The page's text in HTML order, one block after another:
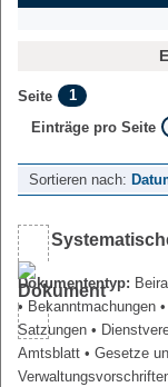
Seite
1
Einträge pro Seite
Sortieren nach:
Dokumententyp:
• Bekanntmachungen
Satzungen •
Amtsblatt • Gesetze